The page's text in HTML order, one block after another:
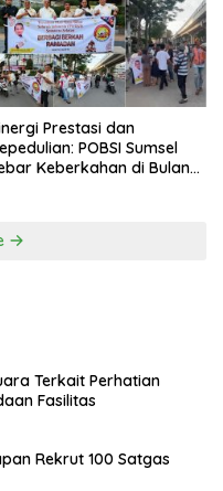
Prestasi dan
POBSI Sumsel
Keberkahan di Bulan
Terkait Perhatian
Fasilitas
Rekrut 100 Satgas